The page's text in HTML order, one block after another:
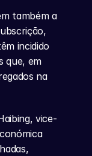
também a
incidido
que, em
na
vice-